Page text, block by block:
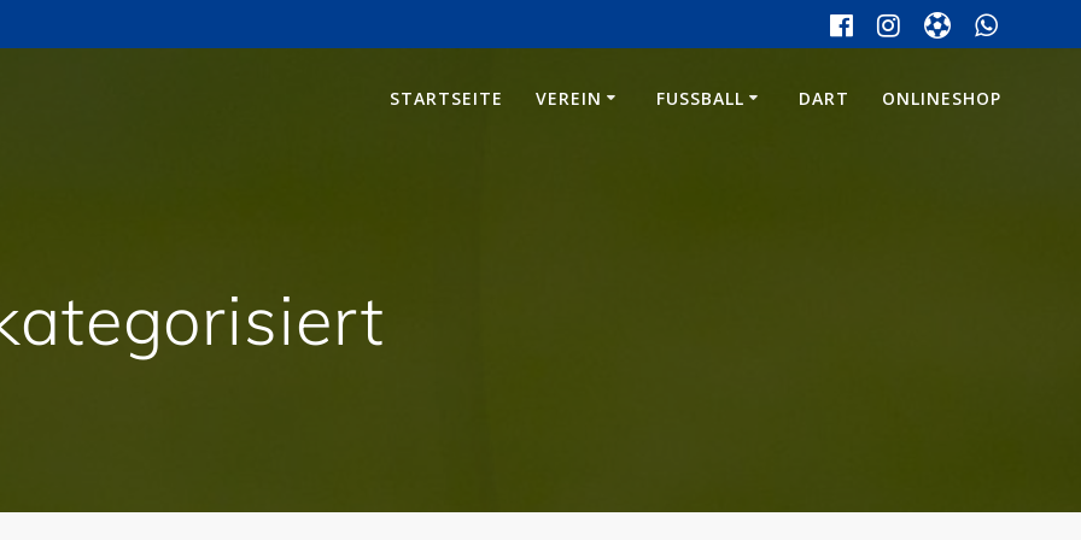
STARTSEITE VEREIN FUSSBALL DART ONLINESHOP